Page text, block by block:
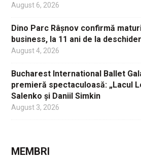
August 6, 2026
Dino Parc Râșnov confirmă
business, la 11 ani de la
August 4, 2026
Bucharest International Ballet
premieră spectaculoasă: „Lacul
Salenko și Daniil Simkin
August 3, 2026
MEMBRI